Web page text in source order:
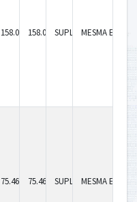
158.020,35158.020,35SUPLEMENTAR
MESMA
75.469,3775.469,37SUPLEMENTAR
MESMA